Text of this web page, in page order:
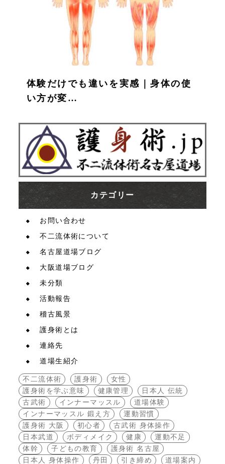
体験だけでも違いを実感｜身体の使
い方が変…
カテゴリー
お問い合わせ
不二流体術について
名古屋道場ブログ
大阪道場ブログ
未分類
活動報告
稽古風景
護身術とは
連絡先
道場生紹介
不二流体術 護身術
女性
護身術を学ぶ意味
健康管理
日本人 伝統
古武術
インナーマッスル
道場体験
インナーマッスル 鍛え方
運動習慣
護身術 大阪
初心者
古武術 身体操作
日本武道
ボディメイク 健康
運動不足
体幹
子どもの教育
護身術 名古屋
日本人 身体操作
丹田 引き締め 道場案内